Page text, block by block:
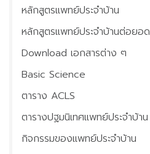
ศูนย์วิจัย และสิ่งประดิษฐ์
คิดค้นทางการแพทย์
ประชุมวิชาการ
ติดต่อเรา
ข่าวประชาสัมพันธ์
หลักสูตรแพทย์ประจำบ้าน
หลักสูตรแพทย์ประจำบ้านต่อยอด
Download เอกสารต่าง ๆ
Basic Science
ตาราง ACLS
ตารางปฐมนิเทศแพทย์ประจำบ้าน
กิจกรรมของแพทย์ประจำบ้าน